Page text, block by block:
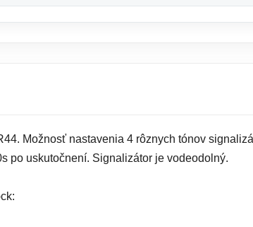
Možnosť nastavenia 4 rôznych tónov
po uskutočnení. Signalizátor je vodeodolný.